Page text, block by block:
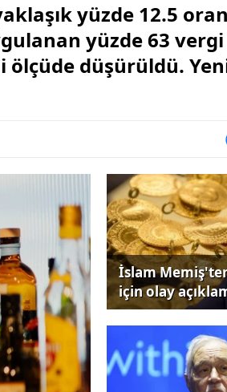
yüzde 12.5
yüzde 63 vergi
düşürüldü.
İslam
için olay